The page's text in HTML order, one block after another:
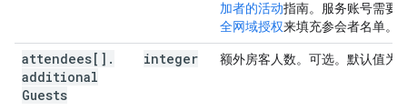
加者的活动指南。服务账号需要
全网域授权来填充参会者名单。
attendees[] .
additional
Guests
integer 额外房客人数。可选。默认值为